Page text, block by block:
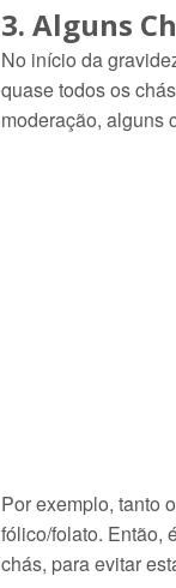
3. Alguns
No início da
quase todos os
moderação, alguns
Por exemplo, tanto
fólico/folato. Então,
chás, para evitar